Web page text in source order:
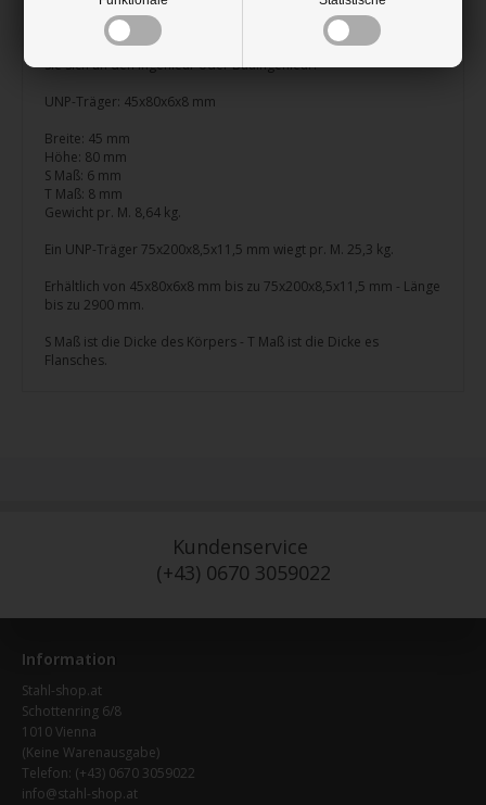
verwendet.
Um die richtige Größe und Tragfähigkeit zu berechnen, wenden
Sie sich an den Ingenieur oder Bauingenieur.
UNP-Träger: 45x80x6x8 mm
Breite: 45 mm
Höhe: 80 mm
S Maß: 6 mm
T Maß: 8 mm
Gewicht pr. M. 8,64 kg.
Ein UNP-Träger 75x200x8,5x11,5 mm wiegt pr. M. 25,3 kg.
Erhältlich von 45x80x6x8 mm bis zu 75x200x8,5x11,5 mm - Länge
bis zu 2900 mm.
S Maß ist die Dicke des Körpers - T Maß ist die Dicke es
Flansches.
Kundenservice
(+43) 0670 3059022
Information
Stahl-shop.at
Schottenring 6/8
1010 Vienna
(Keine Warenausgabe)
Telefon: (+43) 0670 3059022
info@stahl-shop.at